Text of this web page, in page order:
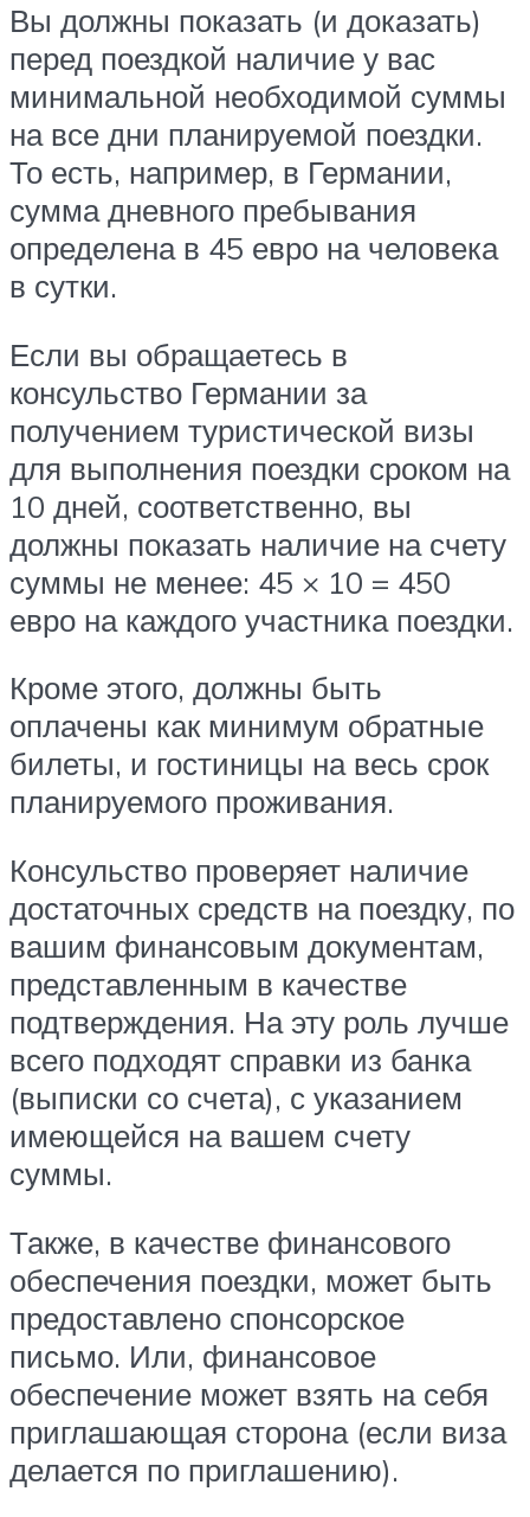
Вы должны показать (и доказать)
перед поездкой наличие у вас
минимальной необходимой суммы
на все дни планируемой поездки.
То есть, например, в Германии,
сумма дневного пребывания
определена в 45 евро на человека
в сутки.
Если вы обращаетесь в
консульство Германии за
получением туристической визы
для выполнения поездки сроком на
10 дней, соответственно, вы
должны показать наличие на счету
суммы не менее: 45 × 10 = 450
евро на каждого участника поездки.
Кроме этого, должны быть
оплачены как минимум обратные
билеты, и гостиницы на весь срок
планируемого проживания.
Консульство проверяет наличие
достаточных средств на поездку, по
вашим финансовым документам,
представленным в качестве
подтверждения. На эту роль лучше
всего подходят справки из банка
(выписки со счета), с указанием
имеющейся на вашем счету
суммы.
Также, в качестве финансового
обеспечения поездки, может быть
предоставлено спонсорское
письмо. Или, финансовое
обеспечение может взять на себя
приглашающая сторона (если виза
делается по приглашению).